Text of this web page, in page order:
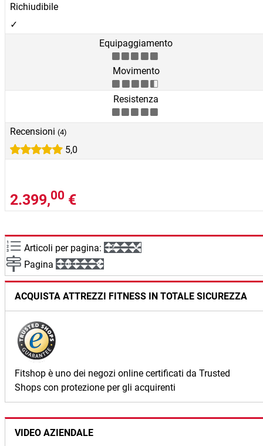
Richiudibile
✓
Equipaggiamento
Movimento
Resistenza
Recensioni (4)
5,0
2.399,00 €
Articoli per pagina:
Pagina
ACQUISTA ATTREZZI FITNESS IN TOTALE SICUREZZA
Fitshop è uno dei negozi online certificati da Trusted
Shops con protezione per gli acquirenti
VIDEO AZIENDALE